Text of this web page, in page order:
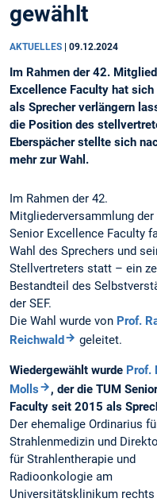
gewählt
AKTUELLES 09.12.2024
Im Rahmen der 42.
Excellence Faculty hat
als Sprecher verlängern
die Position des
Eberspächer stellte sich
mehr zur Wahl.
Im Rahmen der 42.
Mitgliederversammlung der
Senior Excellence Faculty
Wahl des Sprechers und
Stellvertreters statt – ein
Bestandteil des
der SEF.
Die Wahl wurde von Prof.
Reichwald
geleitet.
Wiedergewählt wurde Prof.
Molls
, der die TUM
Faculty seit 2015 als
Der ehemalige Ordinarius
Strahlenmedizin und
für Strahlentherapie und
Radioonkologie am
Universitätsklinikum rechts